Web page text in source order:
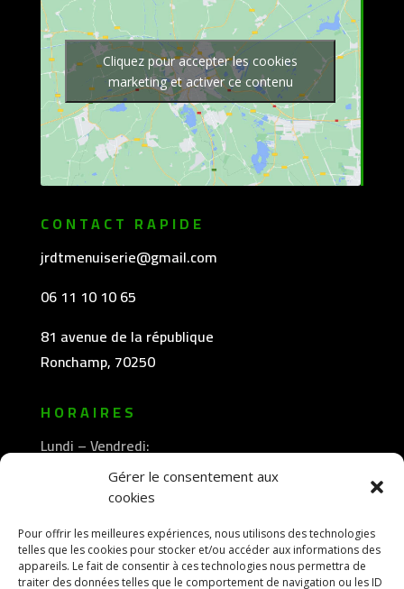
Gérer le consentement aux
cookies
Pour offrir les meilleures expériences, nous utilisons des technologies
telles que les cookies pour stocker et/ou accéder aux informations des
appareils. Le fait de consentir à ces technologies nous permettra de
traiter des données telles que le comportement de navigation ou les ID
Cliquez pour accepter les cookies
marketing et activer ce contenu
CONTACT RAPIDE
jrdtmenuiserie@gmail.com
06 11 10 10 65
81 avenue de la république
Ronchamp, 70250
HORAIRES
Lundi – Vendredi:
8h30 -12h00
—————-
13h30 -18h00